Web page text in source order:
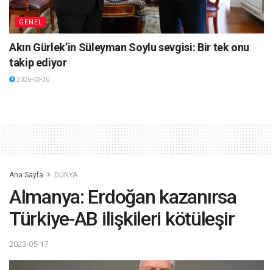
GENEL
Akın Gürlek’in Süleyman Soylu sevgisi: Bir tek onu
takip ediyor
2026-03-30
Ana Sayfa DÜNYA
Almanya: Erdoğan kazanırsa
Türkiye-AB ilişkileri kötüleşir
2023-05-17